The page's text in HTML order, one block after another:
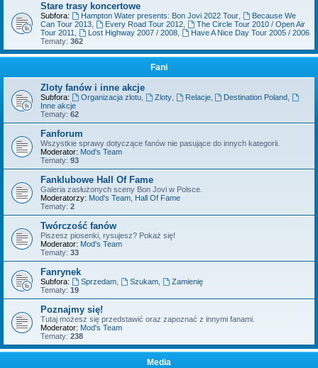
Stare trasy koncertowe
Subfora: Hampton Water presents: Bon Jovi 2022 Tour,
Because We
Can Tour 2013
Every Road Tour 2012,
The Circle Tour 2010 / Open Air
Tour 2011
Lost Highway 2007 / 2008,
Have A Nice Day Tour 2005 / 2006
Tematy: 362
Fani
Zloty fanów i inne akcje
Subfora: Organizacja zlotu, Zloty, Relacje, Destination Poland
Inne akcje
Tematy: 62
Fanforum
Wszystkie sprawy dotyczące fanów nie pasujące do innych kategorii.
Moderator: Mod's Team
Tematy: 93
Fanklubowe Hall Of Fame
Galeria zasłużonych sceny Bon Jovi w Polsce.
Moderatorzy: Mod's Team Hall Of Fame
Tematy: 2
Twórczość fanów
Piszesz piosenki, rysujesz? Pokaż się!
Moderator: Mod's Team
Tematy: 33
Fanrynek
Subfora: Sprzedam, Szukam,
Zamienię
Tematy: 19
Poznajmy się!
Tutaj możesz się przedstawić oraz zapoznać z innymi fanami.
Moderator: Mod's Team
Tematy: 238
Media